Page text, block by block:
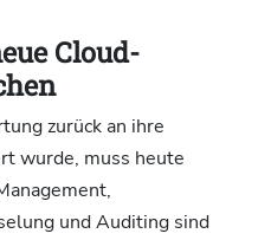
Cloud-
zurück an ihre
wurde, muss heute
und Auditing sind